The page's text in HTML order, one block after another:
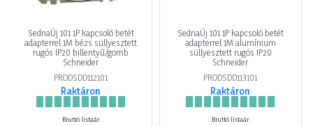
SednaÚj 101 1P kapcsoló betét
adapterrel 1M bézs süllyesztett
rugós IP20 billentyű/gomb
Schneider
PRODSDD112101
Raktáron
Bruttó listaár
SednaÚj 101 1P kapcsoló betét
adapterrel 1M alumínium
süllyesztett rugós IP20
Schneider
PRODSDD113101
Raktáron
Bruttó listaár